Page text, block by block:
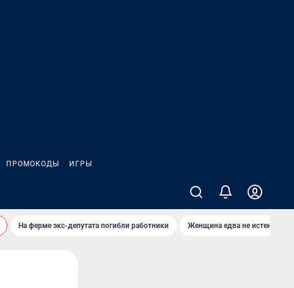
ПРОМОКОДЫ ИГРЫ
На ферме экс-депутата погибли работники Женщина едва не истекла